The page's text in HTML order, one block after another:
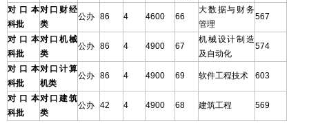
对口本
科批
对口财经
类
公办 86 4 4600 66
大数据与财务
管理
567
对口本
科批
对口机械
类
公办 86 4 4900 67
机械设计制造
及自动化
574
对口本
科批
对口计算
机类
公办 86 4 4900 69 软件工程技术 603
对口本
科批
对口建筑
类
公办 42 4 4900 68 建筑工程 569